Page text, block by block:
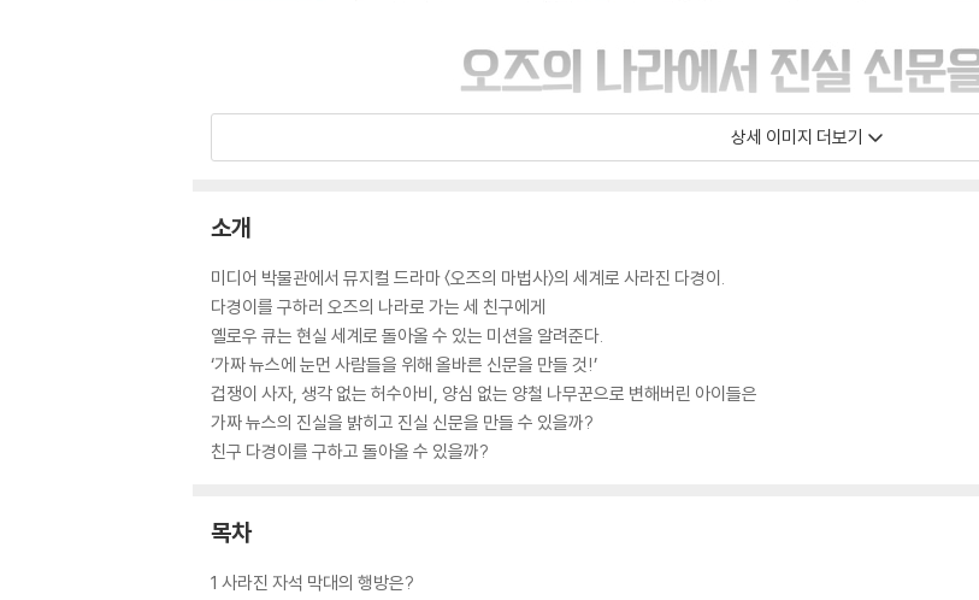
상세 이미지 더보기
소개
미디어 박물관에서 뮤지컬 드라마 〈오즈의 마법사〉의 세계로 사라진 다경이.
다경이를 구하러 오즈의 나라로 가는 세 친구에게
옐로우 큐는 현실 세계로 돌아올 수 있는 미션을 알려준다.
‘가짜 뉴스에 눈먼 사람들을 위해 올바른 신문을 만들 것!’
겁쟁이 사자, 생각 없는 허수아비, 양심 없는 양철 나무꾼으로 변해버린 아이들은
가짜 뉴스의 진실을 밝히고 진실 신문을 만들 수 있을까?
친구 다경이를 구하고 돌아올 수 있을까?
목차
1 사라진 자석 막대의 행방은?